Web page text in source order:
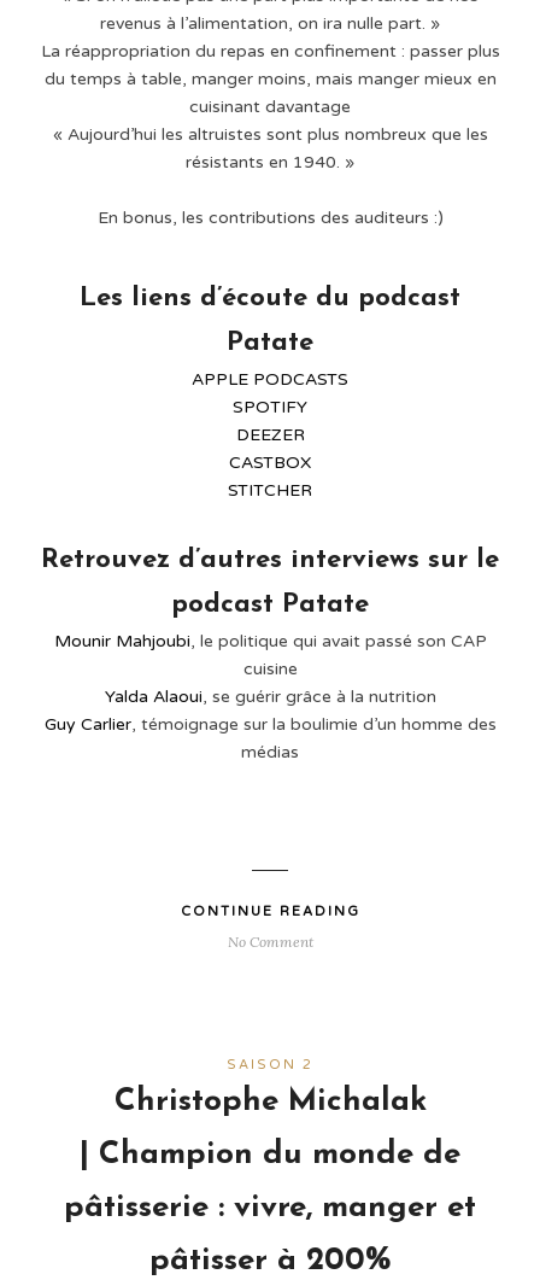
revenus à l’alimentation, on ira nulle part. »⁠
La réappropriation du repas en confinement : passer plus
du temps à table, manger moins, mais manger mieux en
cuisinant davantage⁠
« Aujourd’hui les altruistes sont plus nombreux que les
résistants en 1940. »⁠
En bonus, les contributions des auditeurs :)⁠
Les liens d’écoute du podcast
Patate
APPLE PODCASTS
SPOTIFY
DEEZER
CASTBOX
STITCHER
Retrouvez d’autres interviews sur le
podcast Patate
Mounir Mahjoubi, le politique qui avait passé son CAP
cuisine
Yalda Alaoui, se guérir grâce à la nutrition
Guy Carlier, témoignage sur la boulimie d’un homme des
médias
CONTINUE READING
No Comment
SAISON 2
Christophe Michalak
| Champion du monde de
pâtisserie : vivre, manger et
pâtisser à 200%